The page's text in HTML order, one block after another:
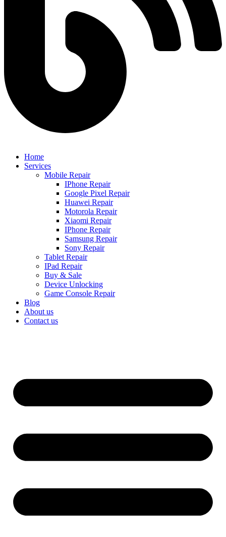
Home
Services
Mobile Repair
IPhone Repair
Google Pixel Repair
Huawei Repair
Motorola Repair
Xiaomi Repair
IPhone Repair
Samsung Repair
Sony Repair
Tablet Repair
IPad Repair
Buy & Sale
Device Unlocking
Game Console Repair
Blog
About us
Contact us